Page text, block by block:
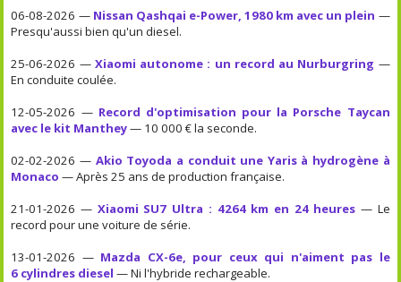
06-08-2026 — Nissan Qashqai e-Power, 1980 km avec un plein —
Presqu'aussi bien qu'un diesel.
25-06-2026 — Xiaomi autonome : un record au Nurburgring —
En conduite coulée.
12-05-2026 — Record d'optimisation pour la Porsche Taycan
avec le kit Manthey— 10 000 € la seconde.
02-02-2026 — Akio Toyoda a conduit une Yaris à hydrogène à
Monaco — Après 25 ans de production française.
21-01-2026 — Xiaomi SU7 Ultra : 4264 km en 24 heures — Le
record pour une voiture de série.
13-01-2026 — Mazda CX-6e, pour ceux qui n'aiment pas le
6 cylindres diesel — Ni l'hybride rechargeable.